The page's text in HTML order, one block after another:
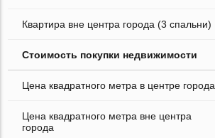
Квартира вне центра города (3 спальни)
Стоимость покупки недвижимости
Цена квадратного метра в центре города
Цена квадратного метра вне центра
города